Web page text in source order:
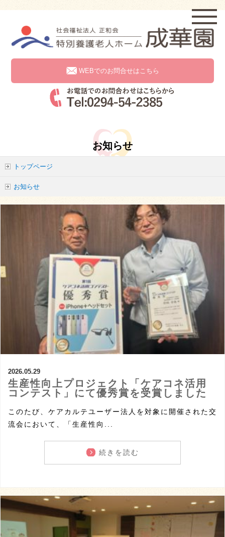
WEBでのお問合せはこちら
お知らせ
トップページ
お知らせ
2026.05.29
生産性向上プロジェクト「ケアコネ活用
コンテスト」にて優秀賞を受賞しました
このたび、ケアカルテユーザー法人を対象に開催された交
流会において、「生産性向...
続きを読む